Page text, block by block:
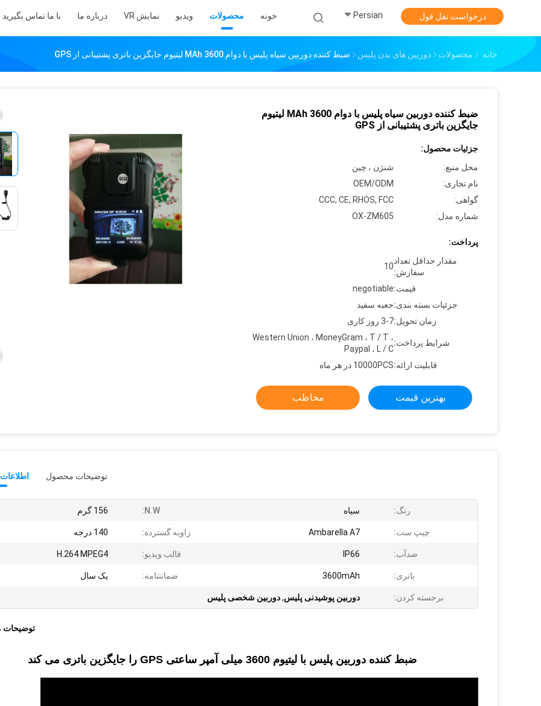
خونه محصولات ویدیو نمایش VR درباره ما با ما تماس بگیرید Persian درخواست نقل قول
خانه محصولات دوربین های بدن پلیس ضبط کننده دوربین سیاه پلیس با دوام 3600 MAh لیتیوم جایگزین باتری پشتیبانی از GPS
ضبط کننده دوربین سیاه پلیس با دوام 3600 MAh لیتیوم
جایگزین باتری پشتیبانی از GPS
جزئیات محصول:
محل منبع:
شنژن ، چین
نام تجاری:
OEM/ODM
گواهی:
CCC, CE, RHOS, FCC
شماره مدل:
OX-ZM605
پرداخت:
مقدار حداقل تعداد
سفارش:
10
قیمت:negotiable
جزئیات بسته بندی:جعبه سفید
زمان تحویل:3-7 روز کاری
شرایط پرداخت:
Western Union ، MoneyGram ، T / T ،
Paypal ، L / C
قابلیت ارائه:10000PCS در هر ماه
بهترین قیمت مخاطب
توضیحات محصول
رنگ: سیاه N.W: 156 گرم
چیپ ست: Ambarella A7 زاویه گسترده: 140 درجه
ضدآب: IP66 قالب ویدیو: H.264 MPEG4
باتری: 3600mAh ضمانتنامه: یک سال
برجسته کردن: دوربین پوشیدنی پلیس,دوربین شخصی پلیس
ضبط کننده دوربین پلیس با لیتیوم 3600 میلی آمپر ساعتی GPS را جایگزین باتری می کند